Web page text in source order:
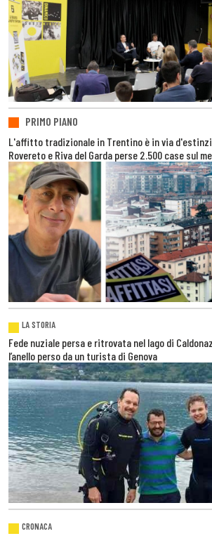
PRIMO PIANO
L'affitto tradizionale in Trentino è in via
Rovereto e Riva del Garda perse 2.500 case sul
LA STORIA
Fede nuziale persa e ritrovata nel lago di
l’anello perso da un turista di Genova
CRONACA